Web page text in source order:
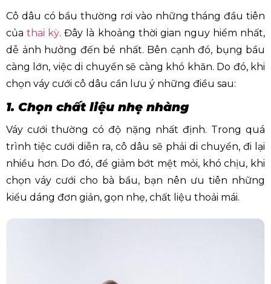
Cô dâu có bầu thường rơi vào những tháng đầu tiên
củathai kỳ. Đây là khoảng thời gian nguy hiểm nhất,
dễ ảnh hưởng đến bé nhất. Bên cạnh đó, bụng bầu
càng lớn, việc di chuyển sẽ càng khó khăn. Do đó, khi
chọn váy cưới cô dâu cần lưu ý những điều sau:
1. Chọn chất liệu nhẹ nhàng
Váy cưới thường có độ nặng nhất định. Trong quá
trình tiệc cưới diễn ra, cô dâu sẽ phải di chuyển, đi lại
nhiều hơn. Do đó, để giảm bớt mệt mỏi, khó chịu, khi
chọn váy cưới cho bà bầu, bạn nên ưu tiên những
kiểu dáng đơn giản, gọn nhẹ, chất liệu thoải mái.